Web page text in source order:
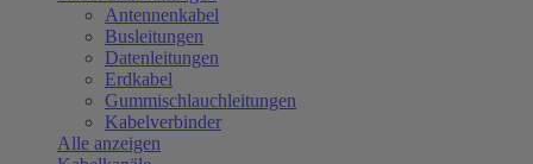
Antennenkabel
Busleitungen
Datenleitungen
Erdkabel
Gummischlauchleitungen
Kabelverbinder
Alle anzeigen